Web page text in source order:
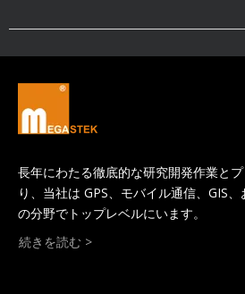
長年にわたる徹底的な研究開発作業と
り、当社は GPS、モバイル通信、GIS
の分野でトップレベルにいます。
続きを読む >